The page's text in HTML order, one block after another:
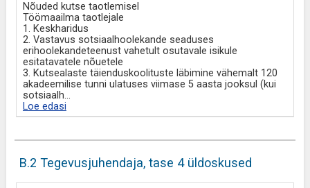
Nõuded kutse taotlemisel
Töömaailma taotlejale
1. Keskharidus
2. Vastavus sotsiaalhoolekande seaduses
erihoolekandeteenust vahetult osutavale isikule
esitatavatele nõuetele
3. Kutsealaste täienduskoolituste läbimine vähemalt 120
akadeemilise tunni ulatuses viimase 5 aasta jooksul (kui
sotsiaalh...
Loe edasi
B.2 Tegevusjuhendaja, tase 4 üldoskused